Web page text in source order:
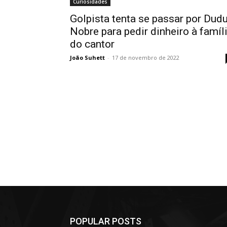
Golpista tenta se passar por Dudu
Nobre para pedir dinheiro à
do cantor
João Suhett - 17 de novembro de 2022
POPULAR POSTS